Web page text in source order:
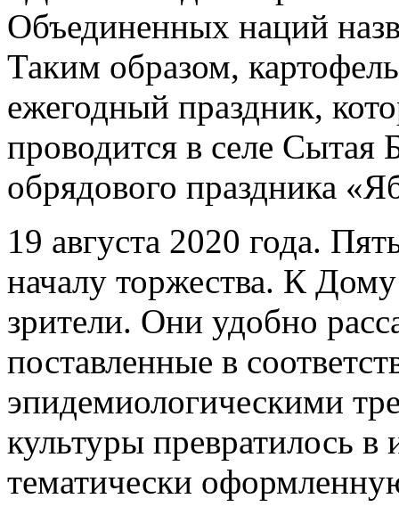
Объединенных наций
Таким образом,
ежегодный праздник,
проводится в селе Сытая
обрядового праздника
19 августа 2020 года.
началу торжества. К
зрители. Они удобно
поставленные в
эпидемиологическими
культуры превратилось
тематически